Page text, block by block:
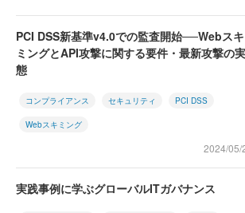
PCI DSS新基準v4.0での監査開始──Webスキ
ミングとAPI攻撃に関する要件・最新攻撃の実
態
コンプライアンス セキュリティ PCI DSS
Webスキミング
2024/05/
実践事例に学ぶグローバルITガバナンス